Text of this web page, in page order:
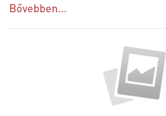
Bővebben...